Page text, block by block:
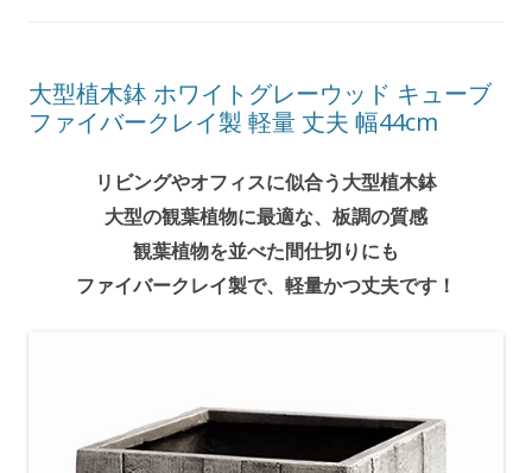
大型植木鉢 ホワイトグレーウッド キューブ
ファイバークレイ製 軽量 丈夫 幅44cm
リビングやオフィスに似合う大型植木鉢
大型の観葉植物に最適な、板調の質感
観葉植物を並べた間仕切りにも
ファイバークレイ製で、軽量かつ丈夫です！